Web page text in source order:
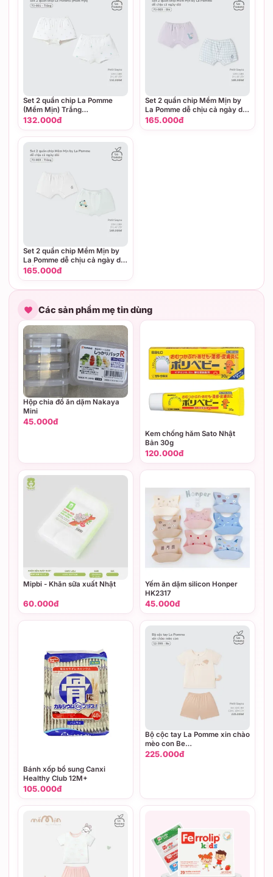
Set 2 quần chip La Pomme
(Mềm Mịn) Trắng
(18M,3Y,4Y,5Y)
132.000đ
Set 2 quần chip Mềm Mịn by
La Pomme dễ chịu cả ngày dài
Ghi (18M,3Y,4Y,5Y)
165.000đ
Set 2 quần chip Mềm Mịn by
La Pomme dễ chịu cả ngày dài
Trắng (18M,3Y,4Y,5Y)
165.000đ
Các sản phẩm mẹ tin dùng
Hộp chia đồ ăn dặm Nakaya
Mini
45.000đ
Kem chống hăm Sato Nhật
Bản 30g
120.000đ
Mipbi - Khăn sữa xuất Nhật
60.000đ
Yếm ăn dặm silicon Honper
HK2317
45.000đ
Bánh xốp bổ sung Canxi
Healthy Club 12M+
105.000đ
Bộ cộc tay La Pomme xin chào
mèo con Be
(3M,6M,9M,12M,18M,3Y)
225.000đ